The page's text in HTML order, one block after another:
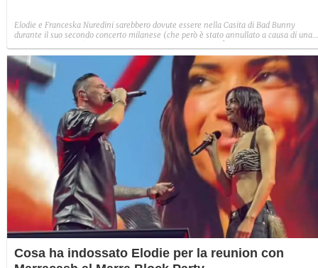
Elodie e Franceska Nuredini sarebbero dovute essere nella Casita di Bad Bunny
durante il suo secondo concerto milanese (che però è stato annullato a causa di una
Cosa ha indossato Elodie per la reunion con